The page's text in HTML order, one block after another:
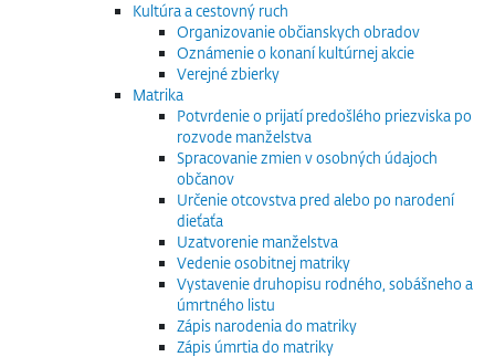
Kultúra a cestovný ruch
Organizovanie občianskych obradov
Oznámenie o konaní kultúrnej akcie
Verejné zbierky
Matrika
Potvrdenie o prijatí predošlého priezviska po
rozvode manželstva
Spracovanie zmien v osobných údajoch
občanov
Určenie otcovstva pred alebo po narodení
dieťaťa
Uzatvorenie manželstva
Vedenie osobitnej matriky
Vystavenie druhopisu rodného, sobášneho a
úmrtného listu
Zápis narodenia do matriky
Zápis úmrtia do matriky